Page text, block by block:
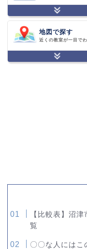
地図で探す
近くの教室が一目で
【比較表】沼
覧
〇〇な人にはこ